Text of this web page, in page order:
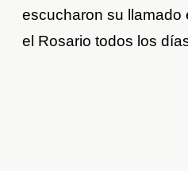
escucharon su llamado
el Rosario todos los